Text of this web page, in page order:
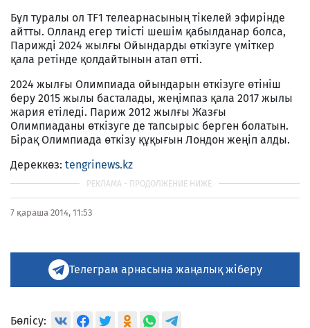
Бұл туралы ол TF1 телеарнасының тікелей эфирінде
айтты. Олланд егер тиісті шешім қабылданар болса,
Парижді 2024 жылғы Ойындарды өткізуге үміткер
қала ретінде қолдайтынын атап өтті.
2024 жылғы Олимпиада ойындарын өткізуге өтініш
беру 2015 жылы басталады, жеңімпаз қала 2017 жылы
жария етіледі. Париж 2012 жылғы Жазғы
Олимпиаданы өткізуге де тапсырыс берген болатын.
Бірақ Олимпиада өткізу құқығын Лондон жеңіп алды.
Дереккөз: tengrinews.kz
7 қараша 2014, 11:53
Телеграм арнасына жаңалық жіберу
Бөлісу: